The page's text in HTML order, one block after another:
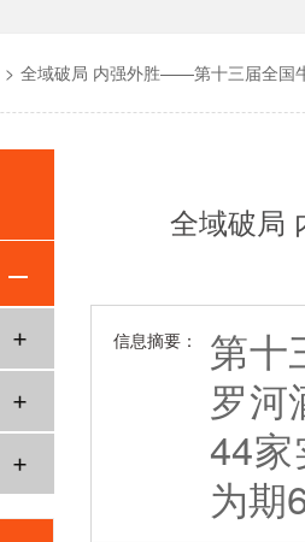
> 全域破局 内强外胜——第十三届全国
全域破局
信息摘要：
第十
罗河
44
为期